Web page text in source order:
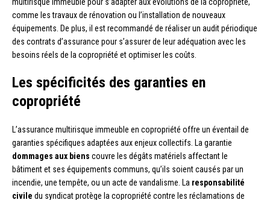
multirisque immeuble pour s’adapter aux évolutions de la copropriété,
comme les travaux de rénovation ou l’installation de nouveaux
équipements. De plus, il est recommandé de réaliser un audit périodique
des contrats d’assurance pour s’assurer de leur adéquation avec les
besoins réels de la copropriété et optimiser les coûts.
Les spécificités des garanties en
copropriété
L’assurance multirisque immeuble en copropriété offre un éventail de
garanties spécifiques adaptées aux enjeux collectifs. La garantie
dommages aux biens couvre les dégâts matériels affectant le
bâtiment et ses équipements communs, qu’ils soient causés par un
incendie, une tempête, ou un acte de vandalisme. La responsabilité
civile du syndicat protège la copropriété contre les réclamations de